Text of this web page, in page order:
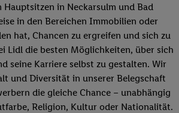
Hauptsitzen in Neckarsulm und Bad
in den Bereichen Immobilien oder
hat, Chancen zu ergreifen und sich zu
Lidl die besten Möglichkeiten, über sich
seine Karriere selbst zu gestalten. Wir
und Diversität in unserer Belegschaft
die gleiche Chance – unabhängig
Religion, Kultur oder Nationalität.